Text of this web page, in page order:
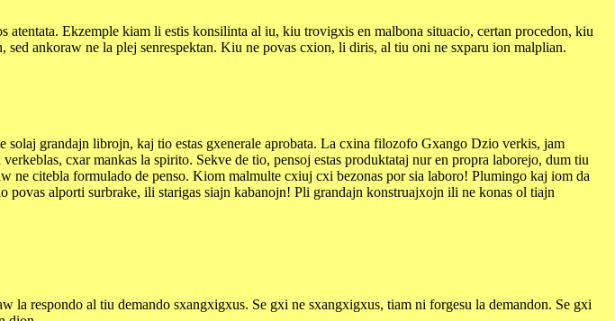
Ekzemple kiam li estis konsilinta al iu, kiu trovigxis en malbona situacio, certan procedon, kiu
ankoraw ne la plej senrespektan. Kiu ne povas cxion, li diris, al tiu oni ne sxparu ion malplian.
grandajn librojn, kaj tio estas gxenerale aprobata. La cxina filozofo Gxango Dzio verkis, jam
cxar mankas la spirito. Sekve de tio, pensoj estas produktataj nur en propra laborejo, dum tiu
ne citebla formulado de penso. Kiom malmulte cxiuj cxi bezonas por sia laboro! Plumingo kaj iom da
alporti surbrake, ili starigas siajn kabanojn! Pli grandajn konstruajxojn ili ne konas ol tiajn
respondo al tiu demando sxangxigxus. Se gxi ne sxangxigxus, tiam ni forgesu la demandon. Se gxi